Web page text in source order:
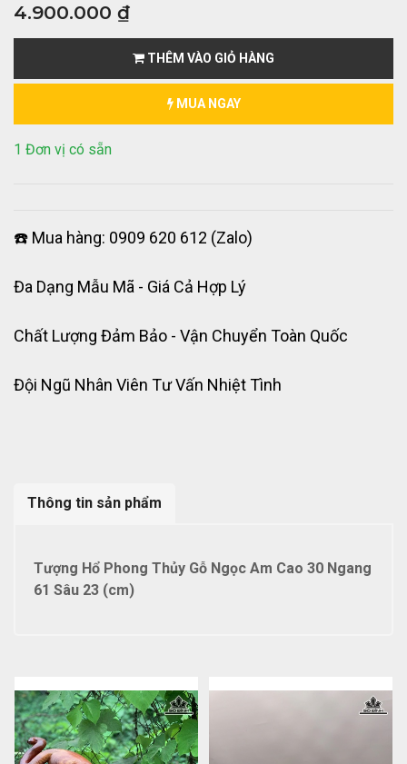
4.900.000 ₫
THÊM VÀO GIỎ HÀNG
MUA NGAY
1 Đơn vị có sẵn
☎️ Mua hàng: 0909 620 612 (Zalo)
Đa Dạng Mẫu Mã - Giá Cả Hợp Lý
Chất Lượng Đảm Bảo - Vận Chuyển Toàn Quốc
Đội Ngũ Nhân Viên Tư Vấn Nhiệt Tình
Thông tin sản phẩm
Tượng Hổ Phong Thủy Gỗ Ngọc Am Cao 30 Ngang
61 Sâu 23 (cm)